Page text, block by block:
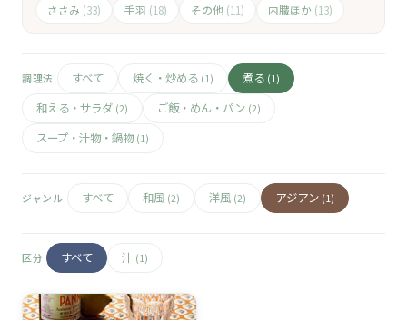
ささみ (33) 手羽 (18) その他 (11) 内臓ほか (13)
調理法 すべて 焼く・炒める (1) 煮る (1)
和える・サラダ (2) ご飯・めん・パン (2)
スープ・汁物・鍋物 (1)
ジャンル すべて 和風 (2) 洋風 (2) アジアン (1)
区分 すべて 汁 (1)